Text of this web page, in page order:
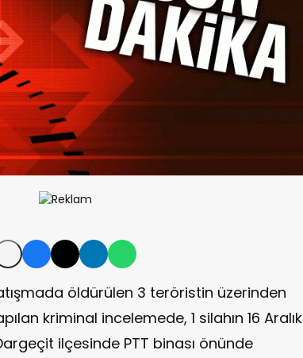
öldürülen 3 teröristin üzerinden
kriminal incelemede, 1 silahın 16 Aralık
ilçesinde PTT binası önünde